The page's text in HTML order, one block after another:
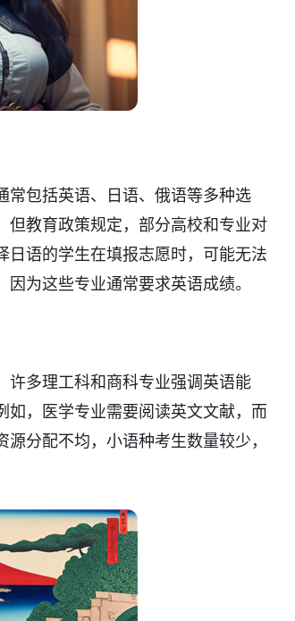
常包括英语、日语、俄语等多种选
但教育政策规定，部分高校和专业对
日语的学生在填报志愿时，可能无法
因为这些专业通常要求英语成绩。
许多理工科和商科专业强调英语能
如，医学专业需要阅读英文文献，而
分配不均，小语种考生数量较少，